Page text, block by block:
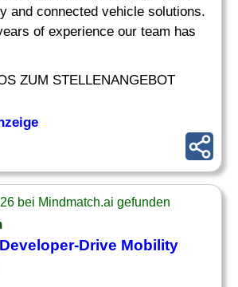
and connected vehicle solutions.
of experience our team has
ZUM STELLENANGEBOT
bei Mindmatch.ai gefunden
-Drive Mobility